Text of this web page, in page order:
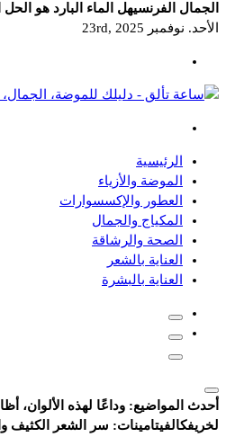
الجمال الفرنسيهل الماء البارد هو
الأحد. نوفمبر 23rd, 2025
دليلك للموضة، الجمال، والعناية
الرئيسية
الموضة والأزياء
العطور والإكسسوارات
المكياج والجمال
الصحة والرشاقة
العناية بالشعر
العناية بالبشرة
أحدث المواضيع: وداعًا لهذه الألوان،
لخريفكالفيتامينات: سر الشعر الكثيف